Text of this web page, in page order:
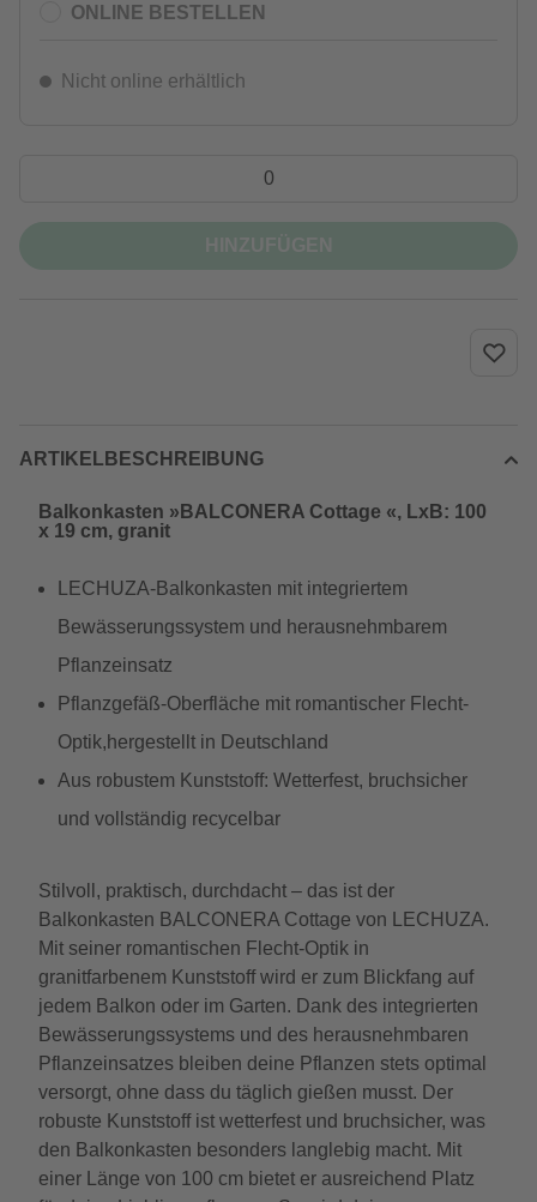
ONLINE BESTELLEN
Nicht online erhältlich
ARTIKELBESCHREIBUNG
Balkonkasten »BALCONERA Cottage «, LxB: 100
x 19 cm, granit
LECHUZA-Balkonkasten mit integriertem
Bewässerungssystem und herausnehmbarem
Pflanzeinsatz
Pflanzgefäß-Oberfläche mit romantischer Flecht-
Optik,hergestellt in Deutschland
Aus robustem Kunststoff: Wetterfest, bruchsicher
und vollständig recycelbar
Stilvoll, praktisch, durchdacht – das ist der
Balkonkasten BALCONERA Cottage von LECHUZA.
Mit seiner romantischen Flecht-Optik in
granitfarbenem Kunststoff wird er zum Blickfang auf
jedem Balkon oder im Garten. Dank des integrierten
Bewässerungssystems und des herausnehmbaren
Pflanzeinsatzes bleiben deine Pflanzen stets optimal
versorgt, ohne dass du täglich gießen musst. Der
robuste Kunststoff ist wetterfest und bruchsicher, was
den Balkonkasten besonders langlebig macht. Mit
einer Länge von 100 cm bietet er ausreichend Platz